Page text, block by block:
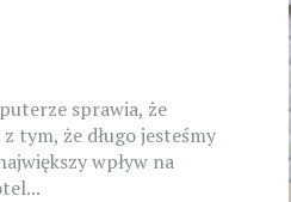
sprawia, że
tym, że długo jesteśmy
wpływ na